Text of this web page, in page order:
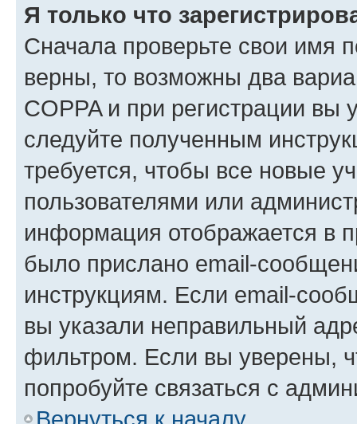
Я только что
Сначала проверьте свои имя
верны, то возможны два
COPPA и при регистрации вы
следуйте полученным
требуется, чтобы все новые
пользователями или
информация отображается в
было прислано email-
инструкциям. Если email-
вы указали неправильный
фильтром. Если вы уверены,
попробуйте связаться с
Вернуться к началу